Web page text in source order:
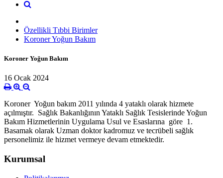
Özellikli Tıbbi Birimler
Koroner Yoğun Bakım
Koroner Yoğun Bakım
16 Ocak 2024
Koroner Yoğun bakım 2011 yılında 4 yataklı olarak hizmete
açılmıştır. Sağlık Bakanlığının Yataklı Sağlık Tesislerinde Yoğun
Bakım Hizmetlerinin Uygulama Usul ve Esaslarına göre 1.
Basamak olarak Uzman doktor kadromuz ve tecrübeli sağlık
personelimiz ile hizmet vermeye devam etmektedir.
Kurumsal